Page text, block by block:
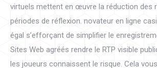
virtuels mettent en œuvre la réduction des
périodes de réflexion. novateur en ligne
égal s’efforçant de simplifier le
Sites Web agréés rendre le RTP visible
les joueurs connaissent le risque. Cela